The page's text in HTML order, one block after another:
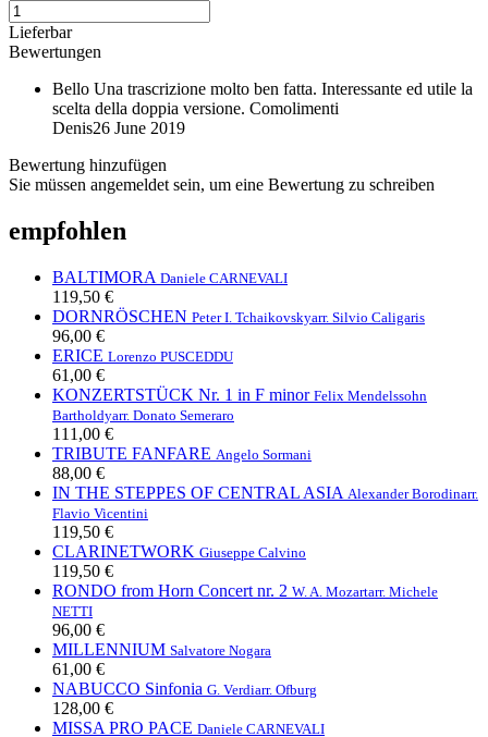
Lieferbar
Bewertungen
Bello Una trascrizione molto ben fatta. Interessante ed utile la
scelta della doppia versione. Comolimenti
Denis26 June 2019
Bewertung hinzufügen
Sie müssen angemeldet sein, um eine Bewertung zu schreiben
empfohlen
BALTIMORA Daniele CARNEVALI
119,50 €
DORNRÖSCHEN Peter I. Tchaikovskyarr. Silvio Caligaris
96,00 €
ERICE Lorenzo PUSCEDDU
61,00 €
KONZERTSTÜCK Nr. 1 in F minor Felix Mendelssohn
Bartholdyarr. Donato Semeraro
111,00 €
TRIBUTE FANFARE Angelo Sormani
88,00 €
IN THE STEPPES OF CENTRAL ASIA Alexander Borodinarr.
Flavio Vicentini
119,50 €
CLARINETWORK Giuseppe Calvino
119,50 €
RONDO from Horn Concert nr. 2 W. A. Mozartarr. Michele
NETTI
96,00 €
MILLENNIUM Salvatore Nogara
61,00 €
NABUCCO Sinfonia G. Verdiarr. Ofburg
128,00 €
MISSA PRO PACE Daniele CARNEVALI